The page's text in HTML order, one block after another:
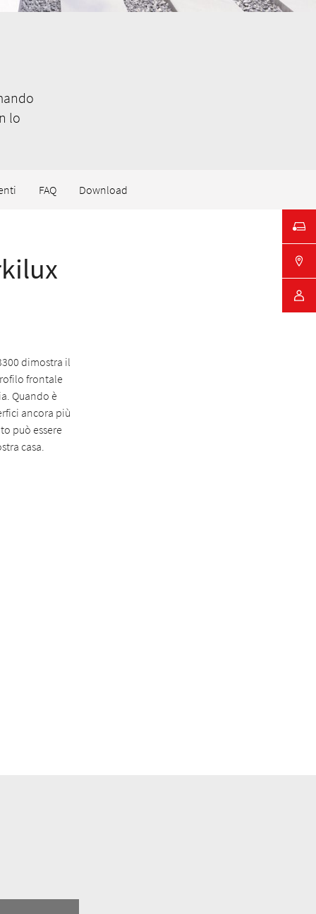
lo
FAQ Download
dimostra il
frontale
Quando è
ancora più
può essere
casa.